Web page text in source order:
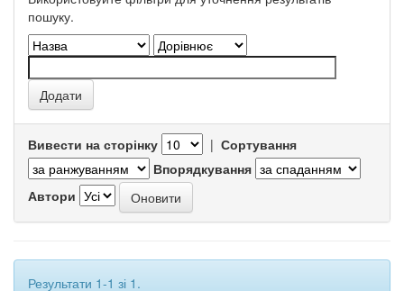
пошуку.
Вивести на сторінку | Сортування
Впорядкування
Автори
Результати 1-1 зі 1.